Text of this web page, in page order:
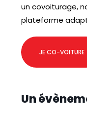
un covoiturage,
plateforme
JE CO-VOITURE
Un